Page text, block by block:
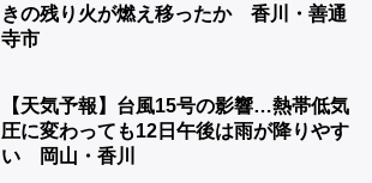
きの残り火が燃え移ったか 香川・善通
寺市
【天気予報】台風15号の影響…熱帯低気
圧に変わっても12日午後は雨が降りやす
い 岡山・香川